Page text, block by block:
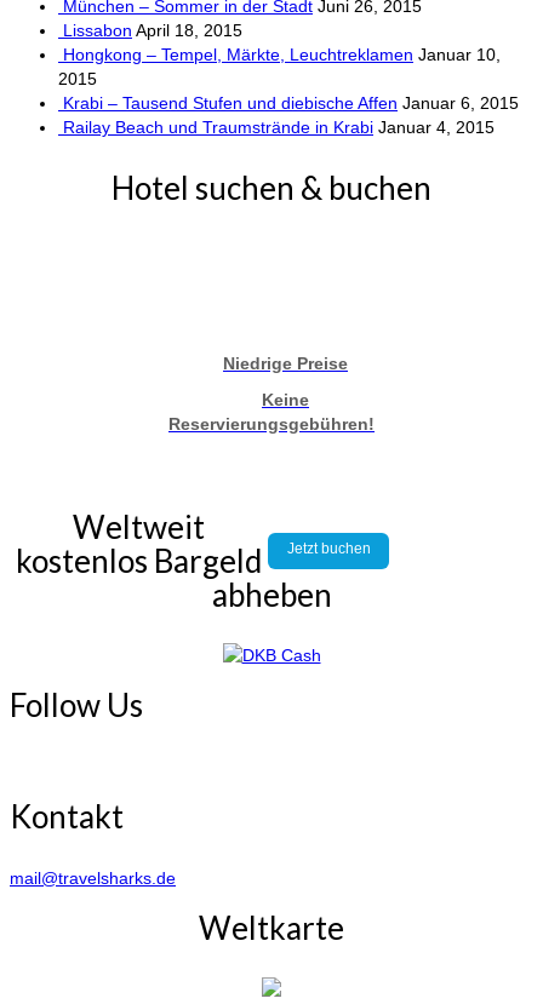
München – Sommer in der Stadt Juni 26, 2015
Lissabon April 18, 2015
Hongkong – Tempel, Märkte, Leuchtreklamen Januar 10,
2015
Krabi – Tausend Stufen und diebische Affen Januar 6, 2015
Railay Beach und Traumstrände in Krabi Januar 4, 2015
Hotel suchen & buchen
Niedrige Preise
Keine
Reservierungsgebühren!
Jetzt buchen
Weltweit
kostenlos Bargeld
abheben
Follow Us
Kontakt
mail@travelsharks.de
Weltkarte